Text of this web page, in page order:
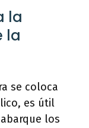
la
la
se coloca
es útil
los